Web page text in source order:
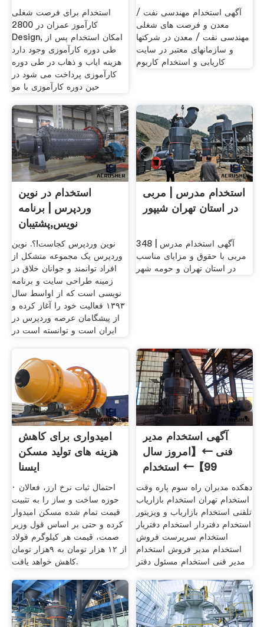
استخدام برای فرصت شغلی
کارآموز عمران در 2800
Design, امکان استخدام پس از
طی دوره کارآموزی وجود دارد
هزینه ایاب و ذهاب در طی دوره
کارآموزی پرداخت می شود در
حین دوره کارآموزی با مو
آگهی استخدام مهندسی نفت /
معدن و فرصت های شغلی
مهندسی نفت / معدن در شرکتها
و سازمانهای معتبر در سایت
کاریابی و استخدام کاربوم
استخدام در نوین
وردپرس | برنامه
نویس,پشتیبان
فنی,گرافیست و
نوین وردپرس کجاست!؟. نوین
وردپرس یک مجموعه متشکل از
افراد توانمند و جوانان خلاق در
زمینه طراحی سایت و برنامه
نویسی است که از اواسط سال
۱۳۹۳ فعالیت خود را آغاز کرده و
از پیشگامان عرصه وردپرس در
ایران است و توانسته است در
استخدام مدرس | مربی
در استان تهران شیپور
348 آگهی استخدام مدرس |
مربی با حقوق و مزایای مناسب
در استان تهران و حومه شهر
امیدواری برای کاهش
هزینه های تولید مسکن
ایسنا
· احتمال ثبات نرخ ارز، فعالان
حوزه ساخت و ساز را به تثبیت
قیمت تمام شده مسکن امیدوار
کرده و حتی بر اساس قول وزیر
صمت، قیمت هر کیلوگرم فولاد
از ۱۲ هزار تومان به ۹هزار تومان
کاهش خواهد یافت.
آگهی استخدام مدیر
فنی ←【امروز سال
99】← استخدام
دهکده مدیران راه سوم پاره وقت
استخدام تهران استخدام بازاریاب
تلفنی استخدام بازاریاب و ویزیتور
استخدام دفتردار استخدام دفتریار
استخدام سرپرست فروش
استخدام مدیر فروش استخدام
مدیر فنی استخدام مسئول دفتر